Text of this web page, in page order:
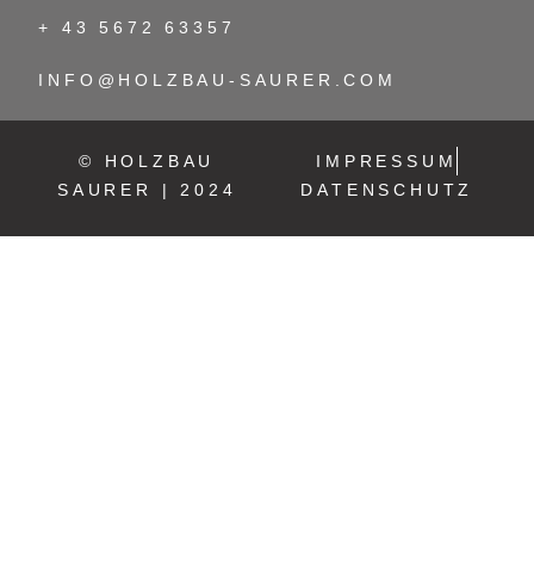
+ 43 5672 63357
INFO@HOLZBAU-SAURER.COM
© HOLZBAU
SAURER | 2024
IMPRESSUM
DATENSCHUTZ